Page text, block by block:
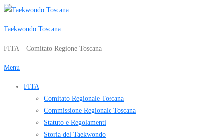
Passa
contenuto
Taekwondo Toscana
FITA – Comitato Regione Toscana
Menu
FITA
Comitato Regionale Toscana
Commissione Regionale Toscana
Statuto e Regolamenti
Storia del Taekwondo